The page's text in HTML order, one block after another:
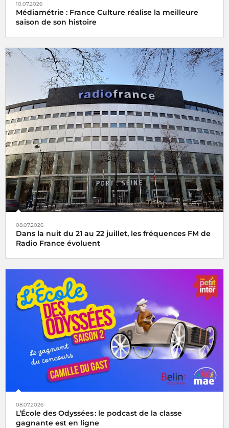
10.07.2026
Médiamétrie : France Culture réalise la meilleure
saison de son histoire
08.07.2026
Dans la nuit du 21 au 22 juillet, les fréquences FM de
Radio France évoluent
08.07.2026
L’École des Odyssées : le podcast de la classe
gagnante est en ligne